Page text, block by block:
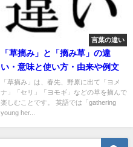
言葉の違い
「草摘み」と「摘み草」の違
い・意味と使い方・由来や例文
「草摘み」は、春先、野原に出て「ヨメ
ナ」「セリ」「ヨモギ」などの草を摘んで
楽しむことです。 英語では「gathering
young her...